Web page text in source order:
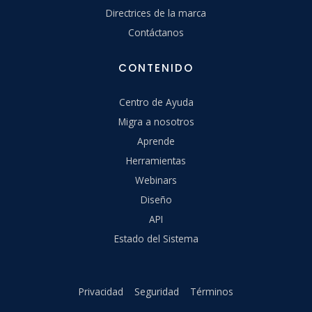
Directrices de la marca
Contáctanos
CONTENIDO
Centro de Ayuda
Migra a nosotros
Aprende
Herramientas
Webinars
Diseño
API
Estado del Sistema
Privacidad Seguridad Términos